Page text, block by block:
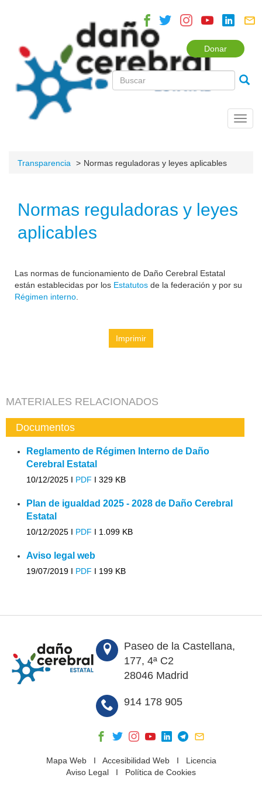
Donar
Transparencia Normas reguladoras y leyes aplicables
Normas reguladoras y leyes
aplicables
Las normas de funcionamiento de Daño Cerebral Estatal
están establecidas por los Estatutos de la federación y por su
Régimen interno
Imprimir
MATERIALES RELACIONADOS
Documentos
Reglamento de Régimen Interno de Daño
Cerebral Estatal
10/12/2025 I PDF I 329 KB
Plan de igualdad 2025 - 2028 de Daño Cerebral
Estatal
10/12/2025 I PDF I 1.099 KB
Aviso legal web
19/07/2019 I PDF I 199 KB
Paseo de la Castellana,
177, 4ª C2
28046 Madrid
914 178 905
Mapa WebI Accesibilidad WebI Licencia
Aviso Legal I Política de Cookies